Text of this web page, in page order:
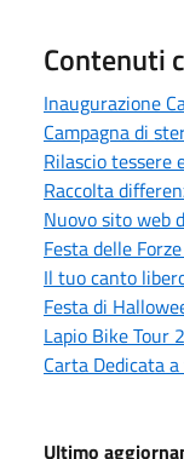
Contenuti
Inaugurazione
Campagna di
Rilascio tessere
Raccolta
Nuovo sito web
Festa delle
Il tuo canto
Festa di
Lapio Bike Tour
Carta Dedicata
Ultimo